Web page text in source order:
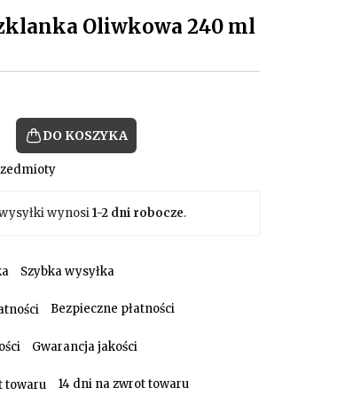
Oliwkowa 240 ml
DO KOSZYKA
wynosi1-2 dni robocze.
Szybka wysyłka
Bezpieczne płatności
Gwarancja jakości
14 dni na zwrot towaru